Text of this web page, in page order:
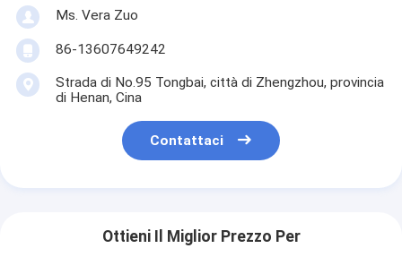
Ms. Vera Zuo
86-13607649242
Strada di No.95 Tongbai, città di Zhengzhou, provincia
di Henan, Cina
Contattaci
Ottieni Il Miglior Prezzo Per